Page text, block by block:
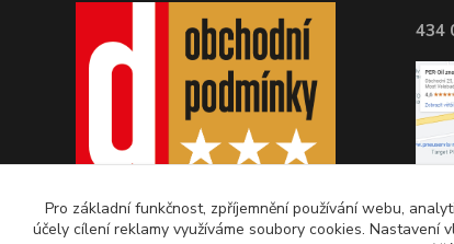
434
Pro základní funkčnost, zpříjemnění používání webu,
účely cílení reklamy využíváme soubory cookies.